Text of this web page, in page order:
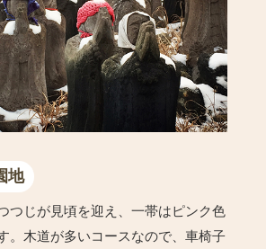
地
つじが見頃を迎え、一帯はピンク色
。木道が多いコースなので、車椅子